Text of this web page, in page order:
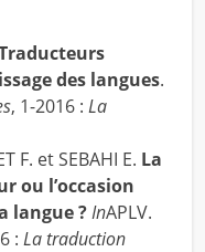
des langues.
, 1-2016 : La
F. et SEBAHI E. La
ou l’occasion
langue ?InAPLV.
: La traduction